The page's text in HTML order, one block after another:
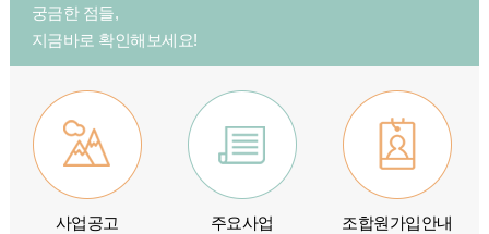
궁금한 점들,
지금바로 확인해보세요!
사업공고 주요사업 조합원가입안내